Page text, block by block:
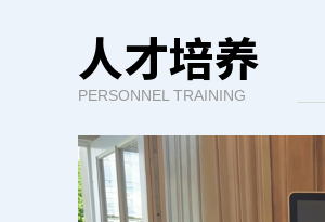
人才培养
PERSONNEL TRAINING